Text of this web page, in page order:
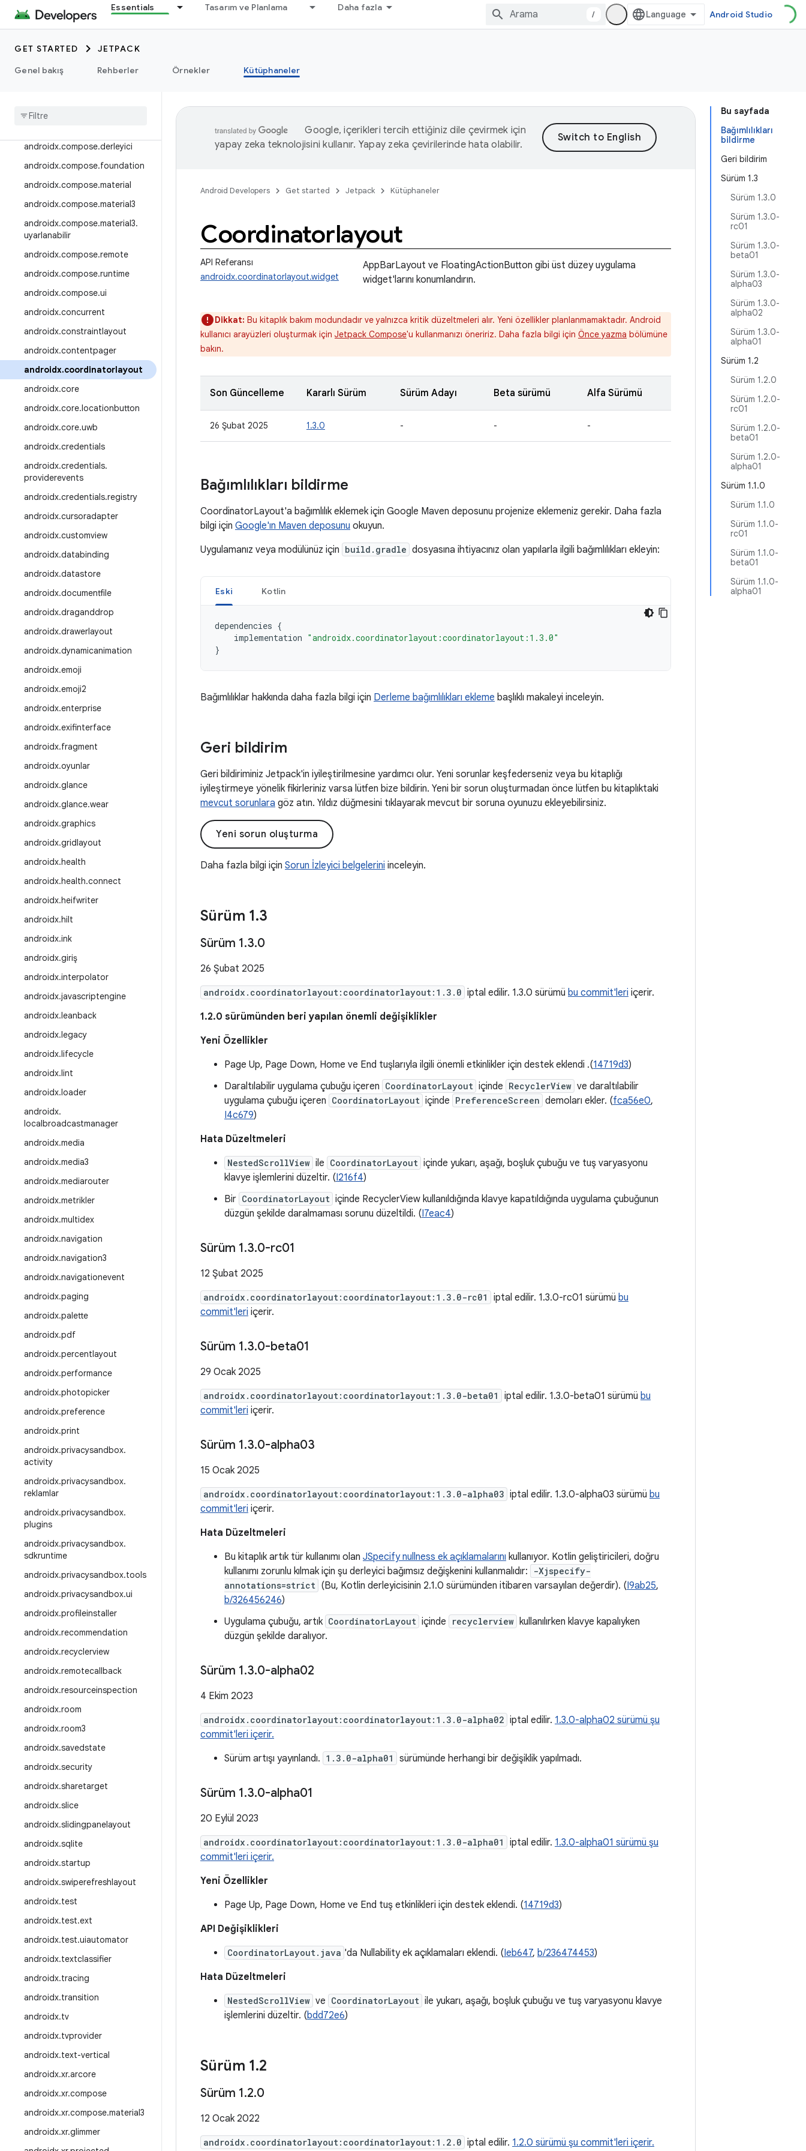
Essentials Tasarım ve Planlama Daha fazla
/ Android Studio
GET STARTED
JETPACK
Genel bakış
Rehberler Örnekler Kütüphaneler
androidx.camera.viewfinder
androidx.car
androidx.car.app
androidx.cardview
androidx.compose.derleyici
androidx.compose.foundation
androidx.compose.material
androidx.compose.material3
androidx.compose.material3.
uyarlanabilir
androidx.compose.remote
androidx.compose.runtime
androidx.compose.ui
androidx.concurrent
androidx.constraintlayout
androidx.contentpager
androidx.coordinatorlayout
androidx.core
androidx.core.locationbutton
androidx.core.uwb
androidx.credentials
androidx.credentials.
providerevents
androidx.credentials.registry
androidx.cursoradapter
androidx.customview
androidx.databinding
androidx.datastore
androidx.documentfile
androidx.draganddrop
androidx.drawerlayout
androidx.dynamicanimation
androidx.emoji
androidx.emoji2
androidx.enterprise
androidx.exifinterface
androidx.fragment
androidx.oyunlar
androidx.glance
androidx.glance.wear
androidx.graphics
androidx.gridlayout
androidx.health
androidx.health.connect
androidx.heifwriter
androidx.hilt
androidx.ink
androidx.giriş
androidx.interpolator
androidx.javascriptengine
androidx.leanback
androidx.legacy
androidx.lifecycle
androidx.lint
androidx.loader
androidx.
localbroadcastmanager
androidx.media
androidx.media3
androidx.mediarouter
androidx.metrikler
androidx.multidex
androidx.navigation
androidx.navigation3
androidx.navigationevent
androidx.paging
androidx.palette
androidx.pdf
androidx.percentlayout
androidx.performance
androidx.photopicker
androidx.preference
androidx.print
androidx.privacysandbox.
activity
androidx.privacysandbox.
reklamlar
androidx.privacysandbox.
plugins
androidx.privacysandbox.
sdkruntime
androidx.privacysandbox.tools
androidx.privacysandbox.ui
androidx.profileinstaller
androidx.recommendation
androidx.recyclerview
androidx.remotecallback
androidx.resourceinspection
androidx.room
androidx.room3
androidx.savedstate
androidx.security
androidx.sharetarget
androidx.slice
androidx.slidingpanelayout
androidx.sqlite
androidx.startup
androidx.swiperefreshlayout
androidx.test
androidx.test.ext
androidx.test.uiautomator
androidx.textclassifier
androidx.tracing
androidx.transition
androidx.tv
androidx.tvprovider
androidx.text-vertical
androidx.xr.arcore
androidx.xr.compose
androidx.xr.compose.material3
androidx.xr.glimmer
Bu sayfada
Bağımlılıkları
bildirme
Geri bildirim
Sürüm 1.3
Sürüm 1.3.0
Sürüm 1.3.0-
rc01
Sürüm 1.3.0-
beta01
Sürüm 1.3.0-
alpha03
Sürüm 1.3.0-
alpha02
Sürüm 1.3.0-
alpha01
Sürüm 1.2
Sürüm 1.2.0
Sürüm 1.2.0-
rc01
Sürüm 1.2.0-
beta01
Sürüm 1.2.0-
alpha01
Sürüm 1.1.0
Sürüm 1.1.0
Sürüm 1.1.0-
rc01
Sürüm 1.1.0-
beta01
Sürüm 1.1.0-
alpha01
Google, içerikleri tercih ettiğiniz dile çevirmek için
yapay zeka teknolojisini kullanır. Yapay zeka çevirilerinde hata olabilir.
Android Developers Get started Jetpack Kütüphaneler
Coordinatorlayout
API Referansı
androidx.coordinatorlayout.widget
AppBarLayout ve FloatingActionButton gibi üst düzey uygulama
widget'larını konumlandırın.
Dikkat: Bu kitaplık bakım modundadır ve yalnızca kritik düzeltmeleri alır. Yeni özellikler planlanmamaktadır. Android
kullanıcı arayüzleri oluşturmak için Jetpack Compose'u kullanmanızı öneririz. Daha fazla bilgi için Önce yazma bölümüne
bakın.
Son Güncelleme Kararlı Sürüm Sürüm Adayı Beta sürümü Alfa Sürümü
26 Şubat 2025 1.3.0 - - -
Bağımlılıkları bildirme
CoordinatorLayout'a bağımlılık eklemek için Google Maven deposunu projenize eklemeniz gerekir. Daha fazla
bilgi için Google'ın Maven deposunu okuyun.
Uygulamanız veya modülünüz için build.gradle dosyasına ihtiyacınız olan yapılarla ilgili bağımlılıkları ekleyin:
Eski Kotlin
dependencies {
implementation "androidx.coordinatorlayout:coordinatorlayout:1.3.0"
}
Bağımlılıklar hakkında daha fazla bilgi için Derleme bağımlılıkları ekleme başlıklı makaleyi inceleyin.
Geri bildirim
Geri bildiriminiz Jetpack'in iyileştirilmesine yardımcı olur. Yeni sorunlar keşfederseniz veya bu kitaplığı
iyileştirmeye yönelik fikirleriniz varsa lütfen bize bildirin. Yeni bir sorun oluşturmadan önce lütfen bu kitaplıktaki
mevcut sorunlara göz atın. Yıldız düğmesini tıklayarak mevcut bir soruna oyunuzu ekleyebilirsiniz.
Yeni sorun oluşturma
Daha fazla bilgi için Sorun İzleyici belgelerini inceleyin.
Sürüm 1.3
Sürüm 1.3.0
26 Şubat 2025
androidx.coordinatorlayout:coordinatorlayout:1.3.0 iptal edilir. 1.3.0 sürümü bu commit'leri içerir.
1.2.0 sürümünden beri yapılan önemli değişiklikler
Yeni Özellikler
Page Up, Page Down, Home ve End tuşlarıyla ilgili önemli etkinlikler için destek eklendi .(14719d3)
Daraltılabilir uygulama çubuğu içeren CoordinatorLayout içinde RecyclerView ve daraltılabilir
uygulama çubuğu içeren CoordinatorLayout içinde PreferenceScreen demoları ekler. (fca56e0,
I4c679)
Hata Düzeltmeleri
NestedScrollView ile CoordinatorLayout içinde yukarı, aşağı, boşluk çubuğu ve tuş varyasyonu
klavye işlemlerini düzeltir. (I216f4)
Bir CoordinatorLayout içinde RecyclerView kullanıldığında klavye kapatıldığında uygulama çubuğunun
düzgün şekilde daralmaması sorunu düzeltildi. (I7eac4)
Sürüm 1.3.0-rc01
12 Şubat 2025
androidx.coordinatorlayout:coordinatorlayout:1.3.0-rc01 iptal edilir. 1.3.0-rc01 sürümü bu
commit'leri içerir.
Sürüm 1.3.0-beta01
29 Ocak 2025
androidx.coordinatorlayout:coordinatorlayout:1.3.0-beta01 iptal edilir. 1.3.0-beta01 sürümü bu
commit'leri içerir.
Sürüm 1.3.0-alpha03
15 Ocak 2025
androidx.coordinatorlayout:coordinatorlayout:1.3.0-alpha03 iptal edilir. 1.3.0-alpha03 sürümü bu
commit'leri içerir.
Hata Düzeltmeleri
Bu kitaplık artık tür kullanımı olan JSpecify nullness ek açıklamalarını kullanıyor. Kotlin geliştiricileri, doğru
kullanımı zorunlu kılmak için şu derleyici bağımsız değişkenini kullanmalıdır:
-Xjspecify-
annotations=strict (Bu, Kotlin derleyicisinin 2.1.0 sürümünden itibaren varsayılan değerdir). (I9ab25,
b/326456246)
Uygulama çubuğu, artık CoordinatorLayout içinde recyclerview kullanılırken klavye kapalıyken
düzgün şekilde daralıyor.
Sürüm 1.3.0-alpha02
4 Ekim 2023
androidx.coordinatorlayout:coordinatorlayout:1.3.0-alpha02 iptal edilir. 1.3.0-alpha02 sürümü şu
commit'leri içerir.
Sürüm artışı yayınlandı. 1.3.0-alpha01 sürümünde herhangi bir değişiklik yapılmadı.
Sürüm 1.3.0-alpha01
20 Eylül 2023
androidx.coordinatorlayout:coordinatorlayout:1.3.0-alpha01 iptal edilir. 1.3.0-alpha01 sürümü şu
commit'leri içerir.
Yeni Özellikler
Page Up, Page Down, Home ve End tuş etkinlikleri için destek eklendi. (14719d3)
API Değişiklikleri
CoordinatorLayout.java 'da Nullability ek açıklamaları eklendi. (Ieb647, b/236474453)
Hata Düzeltmeleri
NestedScrollView ve CoordinatorLayout ile yukarı, aşağı, boşluk çubuğu ve tuş varyasyonu klavye
işlemlerini düzeltir. (bdd72e6)
Sürüm 1.2
Sürüm 1.2.0
12 Ocak 2022
androidx.coordinatorlayout:coordinatorlayout:1.2.0 iptal edilir. 1.2.0 sürümü şu commit'leri içerir.